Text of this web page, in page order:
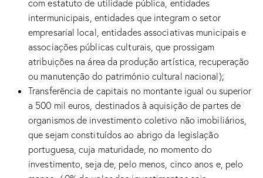
com estatuto de utilidade pública, entidades
intermunicipais, entidades que integram o setor
empresarial local, entidades associativas municipais e
associações públicas culturais, que prossigam
atribuições na área da produção artística, recuperação
ou manutenção do património cultural nacional);
Transferência de capitais no montante igual ou superior
a 500 mil euros, destinados à aquisição de partes de
organismos de investimento coletivo não imobiliários,
que sejam constituídos ao abrigo da legislação
portuguesa, cuja maturidade, no momento do
investimento, seja de, pelo menos, cinco anos e, pelo